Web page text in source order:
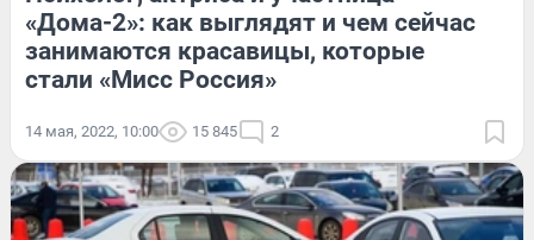
«Дома-2»: как выглядят и чем сейчас
занимаются красавицы, которые
стали «Мисс Россия»
14 мая, 2022, 10:00 15 845 2